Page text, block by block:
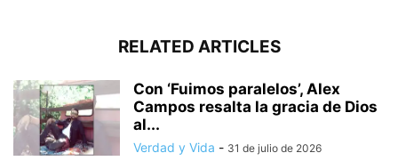
RELATED ARTICLES
Con ‘Fuimos paralelos’, Alex
Campos resalta la gracia de Dios
al...
Verdad y Vida - 31 de julio de 2026